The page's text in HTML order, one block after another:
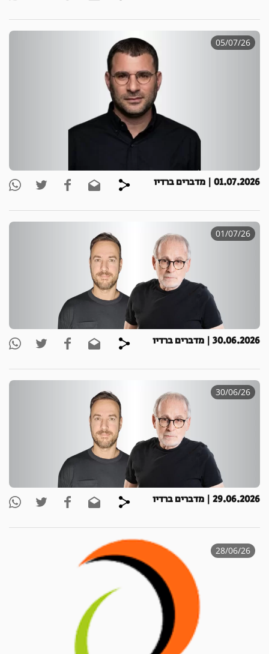
05/07/26
01.07.2026 | מדברים ברדיו
01/07/26
30.06.2026 | מדברים ברדיו
30/06/26
29.06.2026 | מדברים ברדיו
28/06/26